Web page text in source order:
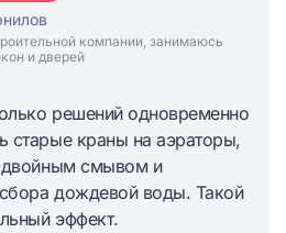
компании, занимаюсь
и дверей
решений одновременно
старые краны на аэраторы,
двойным смывом и
дождевой воды. Такой
эффект.